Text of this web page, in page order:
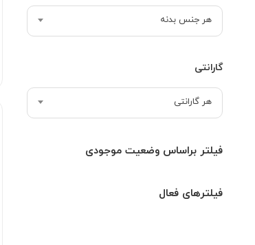
هر جنس بدنه
گارانتی
هر گارانتی
فیلتر براساس وضعیت موجودی
فیلترهای فعال